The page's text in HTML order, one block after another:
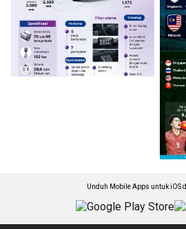
Unduh Mobile Apps untuk iOS